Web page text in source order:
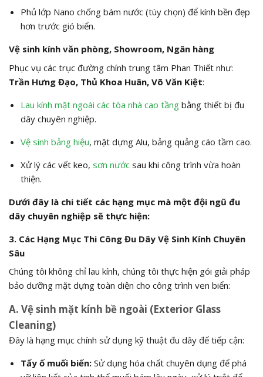
Phủ lớp Nano chống bám nước (tùy chọn) để kính bền đẹp
hơn trước gió biển.
Vệ sinh kính văn phòng, Showroom, Ngân hàng
Phục vụ các trục đường chính trung tâm Phan Thiết như:
Trần Hưng Đạo, Thủ Khoa Huân, Võ Văn Kiệt:
Lau kính mặt ngoài các tòa nhà cao tầngbằng thiết bị đu
dây chuyên nghiệp.
Vệ sinh bảng hiệu, mặt dựng Alu, bảng quảng cáo tầm cao.
Xử lý các vết keo, sơn nướcsau khi công trình vừa hoàn
thiện.
Dưới đây là chi tiết các hạng mục mà một đội ngũ đu
dây chuyên nghiệp sẽ thực hiện:
3. Các Hạng Mục Thi Công Đu Dây Vệ Sinh Kính Chuyên
Sâu
Chúng tôi không chỉ lau kính, chúng tôi thực hiện gói giải pháp
bảo dưỡng mặt dựng toàn diện cho công trình ven biển:
A. Vệ sinh mặt kính bề ngoài (Exterior Glass
Cleaning)
Đây là hạng mục chính sử dụng kỹ thuật đu dây để tiếp cận:
Tẩy ố muối biển:Sử dụng hóa chất chuyên dụng để phá